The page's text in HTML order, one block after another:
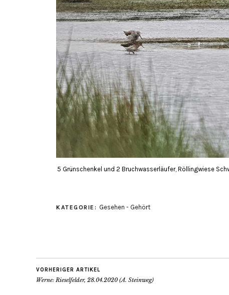
5 Grünschenkel und 2 Bruchwasserläufer, Röllingwiese
KATEGORIE: Gesehen - Gehört
VORHERIGER ARTIKEL
Werne: Rieselfelder, 28.04.2020 (A. Steinweg)